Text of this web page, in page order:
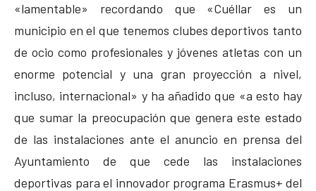
«lamentable» recordando que «Cuéllar es un
municipio en el que tenemos clubes deportivos tanto
de ocio como profesionales y jóvenes atletas con un
enorme potencial y una gran proyección a nivel,
incluso, internacional» y ha añadido que «a esto hay
que sumar la preocupación que genera este estado
de las instalaciones ante el anuncio en prensa del
Ayuntamiento de que cede las instalaciones
deportivas para el innovador programa Erasmus+ del